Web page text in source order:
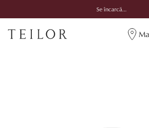
Se încarcă...